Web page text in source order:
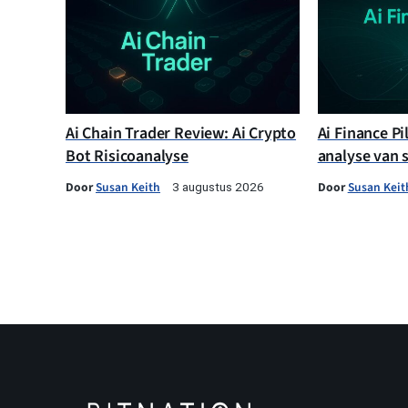
Ai Chain Trader Review: Ai Crypto
Bot Risicoanalyse
DoorSusan Keith 3 augustus 2026
Ai Finance
analyse van
DoorSusan